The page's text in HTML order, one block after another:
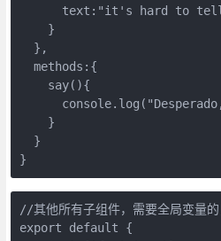
text:"it's hard to
    }
  },
  methods:{
    say(){
    }
  }
}
//其他所有子组件，需要全局变量
export default {